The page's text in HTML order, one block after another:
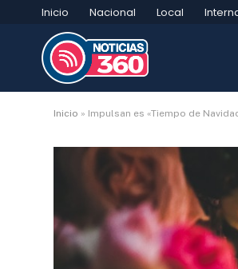
Inicio Nacional Local
Inicio » Impulsan es «Tiempo de